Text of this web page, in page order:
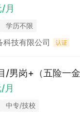
月
学历不限
科技有限公司 认证
/男岗+（五险一金
月
中专/技校